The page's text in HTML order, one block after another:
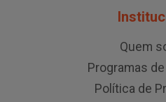
Quem
Programas
Política de